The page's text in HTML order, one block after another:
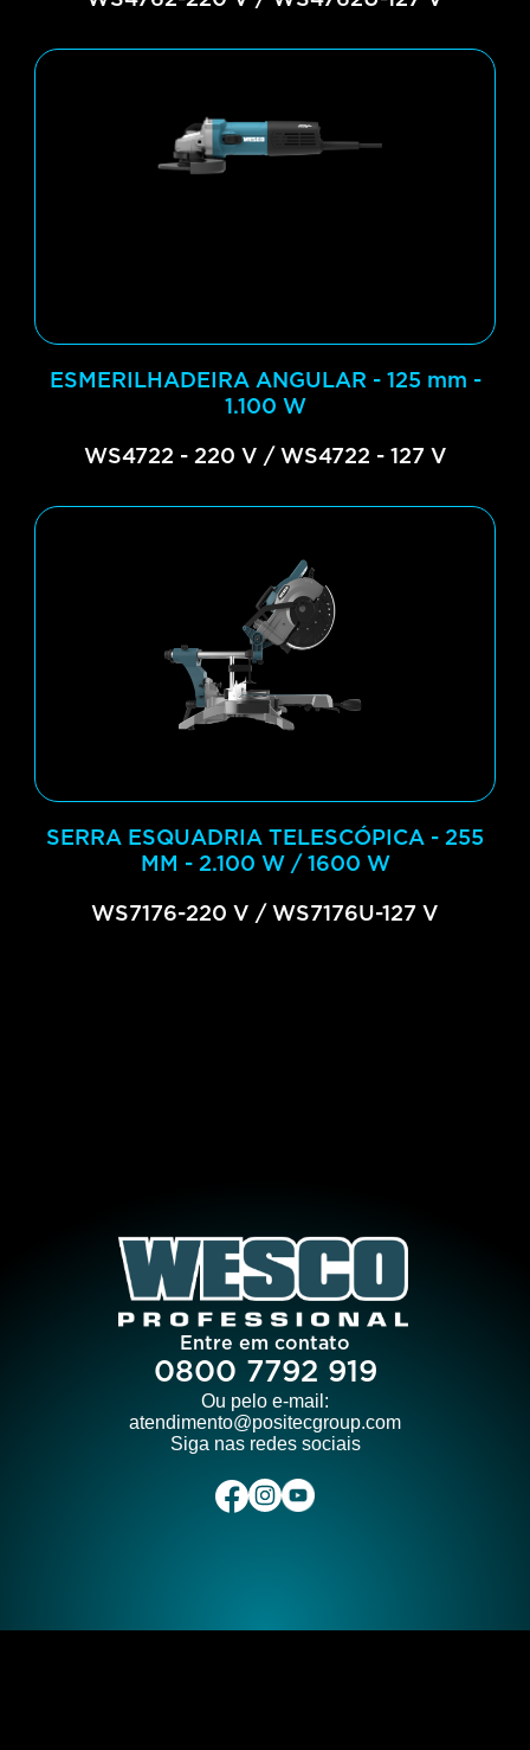
ESMERILHADEIRA ANGULAR - 125 mm -
1.100 W
WS4722 - 220 V / WS4722 - 127 V
SERRA ESQUADRIA TELESCÓPICA - 255
MM - 2.100 W / 1600 W
WS7176-220 V / WS7176U-127 V
Entre em contato
0800 7792 919
Ou pelo e-mail:
atendimento@positecgroup.com
Siga nas redes sociais